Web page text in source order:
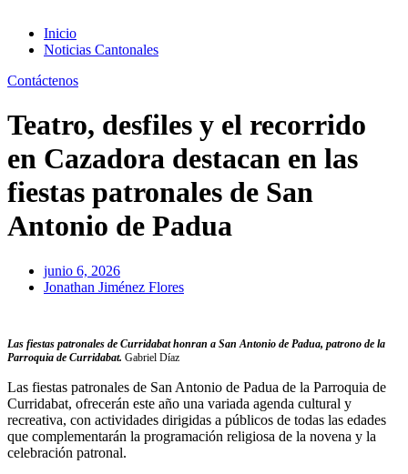
Inicio
Noticias Cantonales
Contáctenos
Teatro, desfiles y el recorrido
en Cazadora destacan en las
fiestas patronales de San
Antonio de Padua
junio 6, 2026
Jonathan Jiménez Flores
Las fiestas patronales de Curridabat honran a San Antonio de Padua, patrono de la
Parroquia de Curridabat. Gabriel Díaz
Las fiestas patronales de San Antonio de Padua de la Parroquia de
Curridabat, ofrecerán este año una variada agenda cultural y
recreativa, con actividades dirigidas a públicos de todas las edades
que complementarán la programación religiosa de la novena y la
celebración patronal.